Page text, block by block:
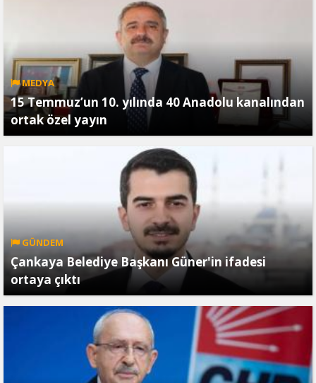
MEDYA
15 Temmuz’un 10. yılında 40 Anadolu kanalından
ortak özel yayın
GÜNDEM
Çankaya Belediye Başkanı Güner'in ifadesi
ortaya çıktı